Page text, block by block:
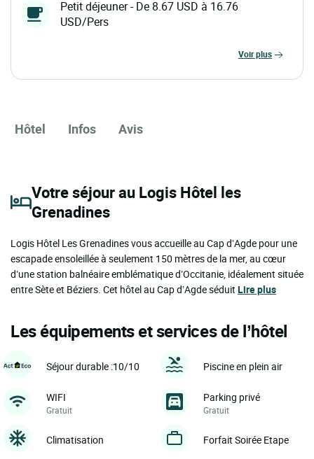
Petit déjeuner - De 8.67 USD à 16.76
USD/Pers
voir plus
Hôtel Infos Avis
Votre séjour au Logis Hôtel les
Grenadines
Logis Hôtel Les Grenadines vous accueille au Cap d’Agde pour une
escapade ensoleillée à seulement 150 mètres de la mer, au cœur
d’une station balnéaire emblématique d’Occitanie, idéalement située
entre Sète et Béziers. Cet hôtel au Cap d’Agde séduit Lire plus
Les équipements et services de l’hôtel
Séjour durable :10/10 Piscine en plein air
WIFI
Gratuit
Parking privé
Gratuit
Climatisation Forfait Soirée Etape